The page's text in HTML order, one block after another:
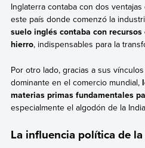
Inglaterra contaba con dos
este país donde comenzó la
suelo inglés contaba con
hierro, indispensables para la
Por otro lado, gracias a sus
dominante en el comercio mundial,
materias primas fundamentales
especialmente el algodón de la
La influencia política de